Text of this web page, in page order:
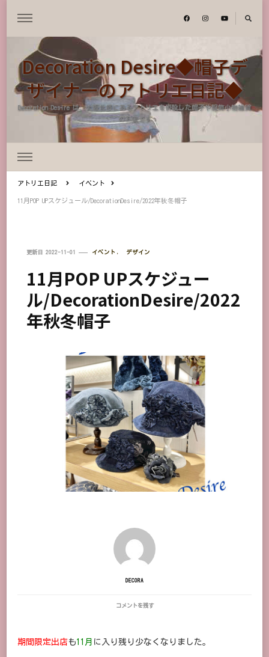
Decoration Desire◆帽子デ
ザイナーのアトリエ日記◆
Decoration Desire は、大阪北摂にあるアトリエを併設した帽子や服飾小物雑貨
のお店です
アトリエ日記 イベント
11月POP UPスケジュール/DecorationDesire/2022年秋冬帽子
更新日 2022-11-01 イベント デザイン
11月POP UPスケジュー
ル/DecorationDesire/2022
年秋冬帽子
DECORA
11
ス
コメントを残す
期間限定出店も11月 に入り残り少なくなりました。